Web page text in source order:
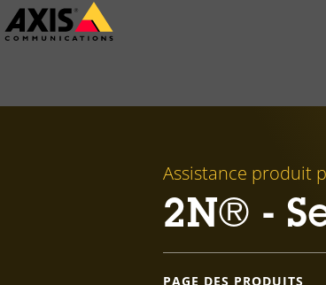
Passer
au
Assistance produit
2N® -
PAGE DES PRODUITS